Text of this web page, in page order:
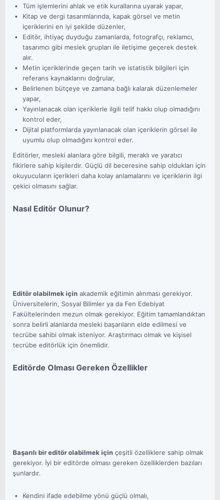
Tüm işlemlerini ahlak ve etik kurallarına uyarak yapar,
Kitap ve dergi tasarımlarında, kapak görsel ve metin
içeriklerini en iyi şekilde düzenler,
Editör, ihtiyaç duyduğu zamanlarda, fotografçı, reklamcı,
tasarımcı gibi meslek grupları ile iletişime geçerek destek
alır.
Metin içeriklerinde geçen tarih ve istatistik bilgileri için
referans kaynaklarını doğrular,
Belirlenen bütçeye ve zamana bağlı kalarak düzenlemeler
yapar,
Yayınlanacak olan içeriklerle ilgili telif hakkı olup olmadığını
kontrol eder,
Dijital platformlarda yayınlanacak olan içeriklerin görsel ile
uyumlu olup olmadığını kontrol eder.
Editörler, mesleki alanlara göre bilgili, meraklı ve yaratıcı
fikirlere sahip kişilerdir. Güçlü dil beceresine sahip oldukları için
okuyucuların içerikleri daha kolay anlamalarını ve içeriklerin ilgi
çekici olmasını sağlar.
Nasıl Editör Olunur?
Editör olabilmek için akademik eğitimin alınması gerekiyor.
Üniversitelerin, Sosyal Bilimler ya da Fen Edebiyat
Fakültelerinden mezun olmak gerekiyor. Eğitim tamamlandıktan
sonra belirli alanlarda mesleki başarıların elde edilmesi ve
tecrübe sahibi olmak isteniyor. Araştırmacı olmak ve kişisel
tecrübe editörlük için önemlidir.
Editörde Olması Gereken Özellikler
Başarılı bir editör olabilmek için çeşitli özelliklere sahip olmak
gerekiyor. İyi bir editörde olması gereken özelliklerden bazıları
şunlardır.
Kendini ifade edebilme yönü güçlü olmalı,